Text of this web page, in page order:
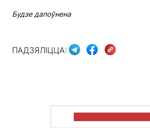
Будзе дапоўнена
ПАДЗЯЛІЦЦА: